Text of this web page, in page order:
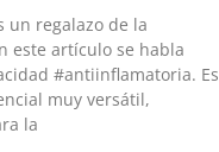
un regalazo de la
este artículo se habla
#antiinflamatoria. Es
muy versátil,
la